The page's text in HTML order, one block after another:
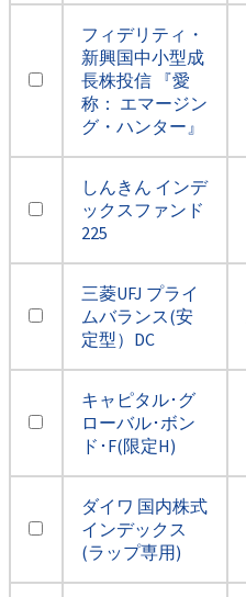
フィデリティ・
新興国中小型成
長株投信 『愛
称： エマージン
グ・ハンター』
しんきん インデ
ックスファンド
225
三菱UFJ プライ
ムバランス(安
定型）DC
キャピタル･グ
ローバル･ボン
ド･F(限定H)
ダイワ 国内株式
インデックス
(ラップ専用)